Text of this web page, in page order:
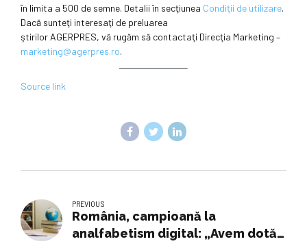
în limita a 500 de semne. Detalii în secţiunea Condiţii de utilizare.
Dacă sunteţi interesaţi de preluarea
ştirilor AGERPRES, vă rugăm să contactaţi Direcţia Marketing –
marketing@agerpres.ro.
Source link
PREVIOUS
România, campioană la
analfabetism digital: „Avem dotări